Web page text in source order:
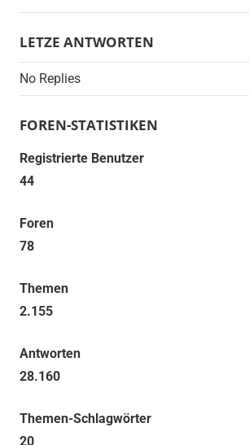
LETZE ANTWORTEN
No Replies
FOREN-STATISTIKEN
Registrierte Benutzer
44
Foren
78
Themen
2.155
Antworten
28.160
Themen-Schlagwörter
20